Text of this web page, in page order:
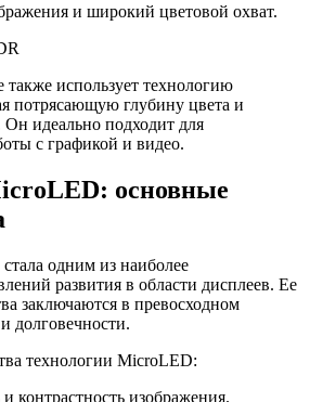
и широкий цветовой охват.
использует технологию
потрясающую глубину цвета и
Он идеально подходит для
с графикой и видео.
основные
одним из наиболее
развития в области дисплеев. Ее
заключаются в превосходном
долговечности.
технологии MicroLED:
контрастность изображения.